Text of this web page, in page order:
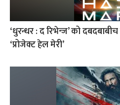
‘धुरन्धर : द रिभेन्ज’ को
‘प्रोजेक्ट हेल मेरी’